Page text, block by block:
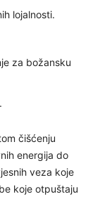
lojalnosti.
za božansku
čišćenju
energija do
veza koje
koje otpuštaju